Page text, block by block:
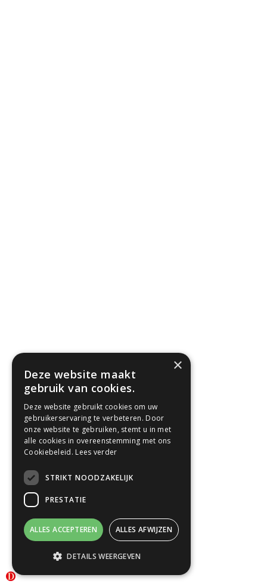
×
Deze website maakt
gebruik van cookies.
Deze website gebruikt cookies om uw
gebruikerservaring te verbeteren. Door
onze website te gebruiken, stemt u in met
alle cookies in overeenstemming met ons
Cookiebeleid. Lees verder
STRIKT NOODZAKELIJK
PRESTATIE
ALLES ACCEPTEREN ALLES AFWIJZEN
DETAILS WEERGEVEN